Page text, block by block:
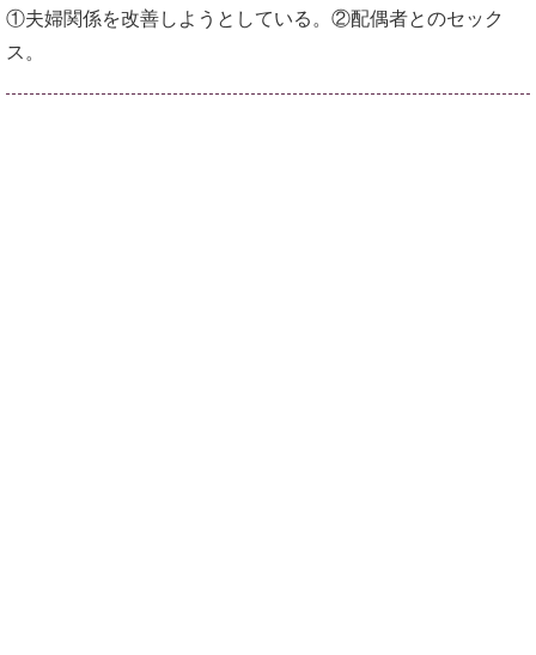
①夫婦関係を改善しようとしている。②配偶者とのセック
ス。